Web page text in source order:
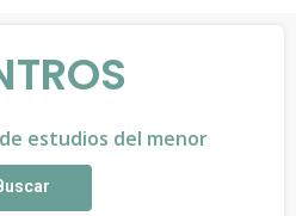
estudios del menor